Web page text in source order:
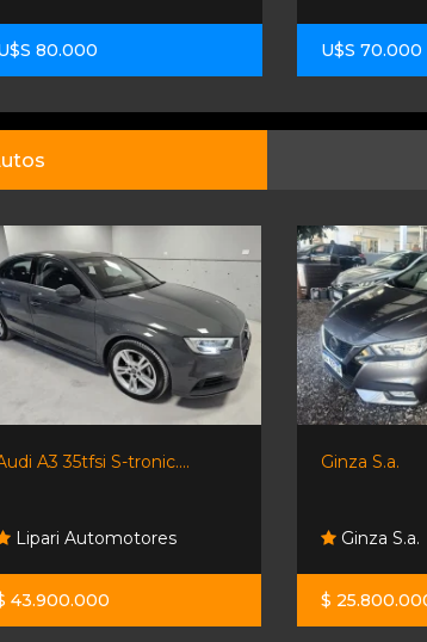
80.000 U$S 70.000
A3 35tfsi S-tronic....
Lipari Automotores
43.900.000
Ginza S.a.
Ginza S.a.
$